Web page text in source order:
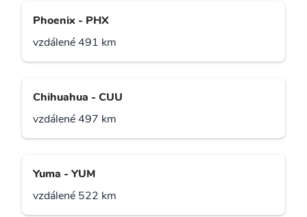
Phoenix - PHX
vzdálené 491 km
Chihuahua - CUU
vzdálené 497 km
Yuma - YUM
vzdálené 522 km